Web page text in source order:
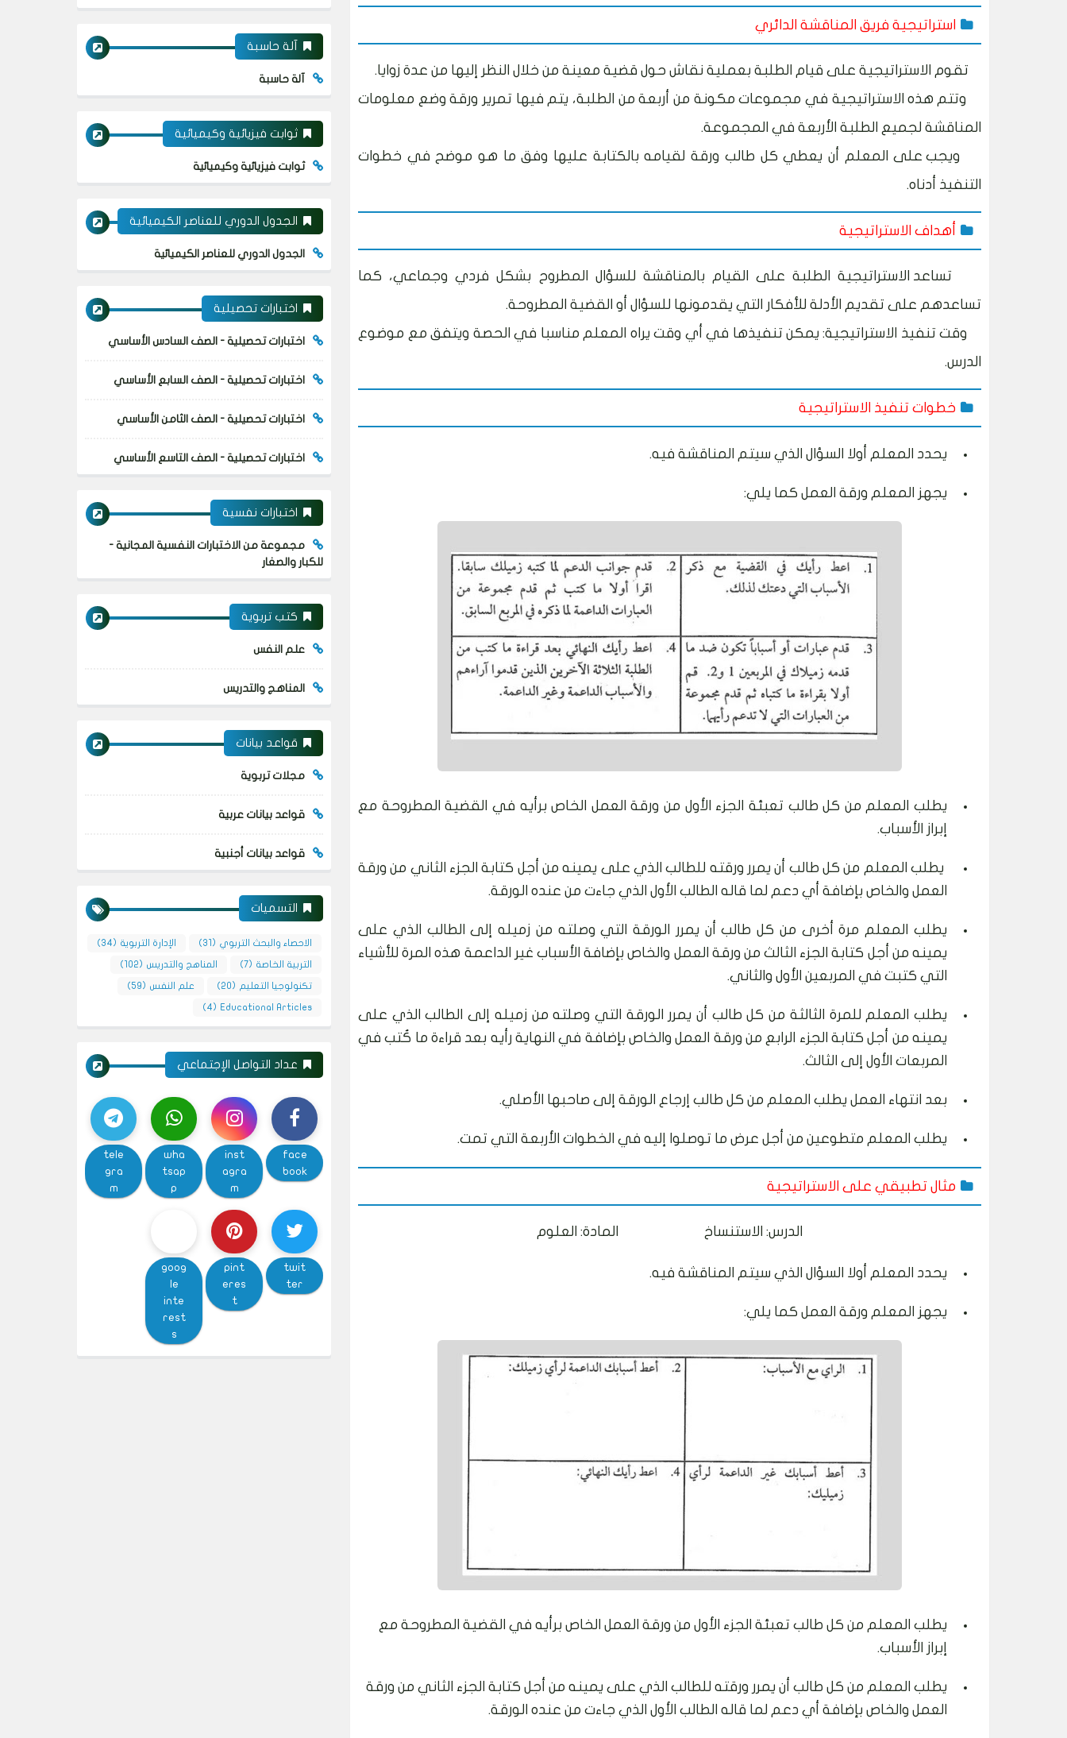
استراتيجية فريق المناقشة الدائري
تقوم الاستراتيجية على قيام الطلبة بعملية نقاش حول قضية معينة من خلال النظر إليها من عدة زوايا.
وتتم هذه الاستراتيجية في مجموعات مكونة من أربعة من الطلبة، يتم فيها تمرير ورقة وضع معلومات
المناقشة لجميع الطلبة الأربعة في المجموعة.
ويجب على المعلم أن يعطي كل طالب ورقة لقيامه بالكتابة عليها وفق ما هو موضح في خطوات
التنفيذ أدناه.
أهداف الاستراتيجية
تساعد الاستراتيجية الطلبة على القيام بالمناقشة للسؤال المطروح بشكل فردي وجماعي، كما
تساعدهم على تقديم الأدلة للأفكار التي يقدمونها للسؤال أو القضية المطروحة.
وقت تنفيذ الاستراتيجية: يمكن تنفيذها في أي وقت يراه المعلم مناسبا في الحصة ويتفق مع موضوع
الدرس.
خطوات تنفيذ الاستراتيجية
يحدد المعلم أولا السؤال الذي سيتم المناقشة فيه.
يجهز المعلم ورقة العمل كما يلي:
يطلب المعلم من كل طالب تعبئة الجزء الأول من ورقة العمل الخاص برأيه في القضية المطروحة مع
إبراز الأسباب.
يطلب المعلم من كل طالب أن يمرر ورقته للطالب الذي على يمينه من أجل كتابة الجزء الثاني من ورقة
العمل والخاص بإضافة أي دعم لما قاله الطالب الأول الذي جاءت من عنده الورقة.
يطلب المعلم مرة أخرى من كل طالب أن يمرر الورقة التي وصلته من زميله إلى الطالب الذي على
يمينه من أجل كتابة الجزء الثالث من ورقة العمل والخاص بإضافة الأسباب غير الداعمة هذه المرة للأشياء
التي كتبت في المربعين الأول والثاني.
يطلب المعلم للمرة الثالثة من كل طالب أن يمرر الورقة التي وصلته من زميله إلى الطالب الذي على
يمينه من أجل كتابة الجزء الرابع من ورقة العمل والخاص بإضافة في النهاية رأيه بعد قراءة ما كُتب في
المربعات الأول إلى الثالث.
بعد انتهاء العمل يطلب المعلم من كل طالب إرجاع الورقة إلى صاحبها الأصلي.
يطلب المعلم متطوعين من أجل عرض ما توصلوا إليه في الخطوات الأربعة التي تمت.
مثال تطبيقي على الاستراتيجية
الدرس: الاستنساخ المادة: العلوم
يحدد المعلم أولا السؤال الذي سيتم المناقشة فيه.
يجهز المعلم ورقة العمل كما يلي:
يطلب المعلم من كل طالب تعبئة الجزء الأول من ورقة العمل الخاص برأيه في القضية المطروحة مع
إبراز الأسباب.
يطلب المعلم من كل طالب أن يمرر ورقته للطالب الذي على يمينه من أجل كتابة الجزء الثاني من ورقة
العمل والخاص بإضافة أي دعم لما قاله الطالب الأول الذي جاءت من عنده الورقة.
آلة حاسبة
آلة حاسبة
ثوابت فيزيائية وكيميائية
ثوابت فيزيائية وكيميائية
الجدول الدوري للعناصر الكيميائية
الجدول الدوري للعناصر الكيميائية
اختبارات تحصيلية
اختبارات تحصيلية - الصف السادس الأساسي
اختبارات تحصيلية - الصف السابع الأساسي
اختبارات تحصيلية - الصف الثامن الأساسي
اختبارات تحصيلية - الصف التاسع الأساسي
اختبارات نفسية
مجموعة من الاختبارات النفسية المجانية -
للكبار والصغار
كتب تربوية
علم النفس
المناهج والتدريس
قواعد بيانات
مجلات تربوية
قواعد بيانات عربية
قواعد بيانات أجنبية
التسميات
الاحصاء والبحث التربوي (31) الإدارة التربوية (34)
التربية الخاصة (7) المناهج والتدريس (102)
تكنولوجيا التعليم (20) علم النفس (59)
Educational Articles
(4)
عداد التواصل الإجتماعي
face
book
inst
agra
m
wha
tsap
p
tele
gra
m
twit
ter
pint
eres
t
goog
le
inte
rest
s